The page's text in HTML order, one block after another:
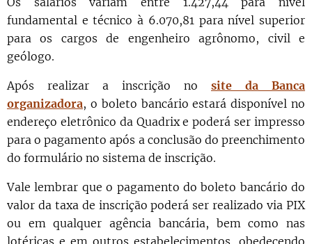
fundamental e técnico à 6.070,81 para nível superior
para os cargos de engenheiro agrônomo, civil e
geólogo.
Após realizar a inscrição no site da Banca
organizadora, o boleto bancário estará disponível no
endereço eletrônico da Quadrix e poderá ser impresso
para o pagamento após a conclusão do preenchimento
do formulário no sistema de inscrição.
Vale lembrar que o pagamento do boleto bancário do
valor da taxa de inscrição poderá ser realizado via PIX
ou em qualquer agência bancária, bem como nas
lotéricas e em outros estabelecimentos, obedecendo